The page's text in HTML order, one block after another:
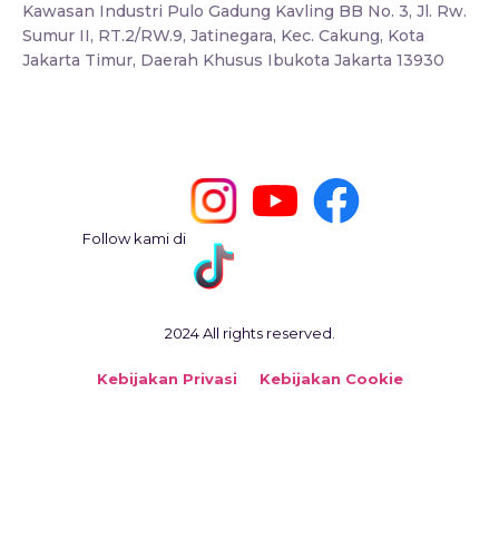
Kawasan Industri Pulo Gadung Kavling BB No. 3, Jl. Rw.
Sumur II, RT.2/RW.9, Jatinegara, Kec. Cakung, Kota
Jakarta Timur, Daerah Khusus Ibukota Jakarta 13930
Follow kami di
2024 All rights reserved.
Kebijakan Privasi Kebijakan Cookie